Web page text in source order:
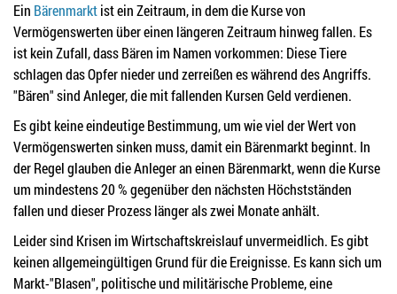
Ein Bärenmarktist ein Zeitraum, in dem die Kurse von
Vermögenswerten über einen längeren Zeitraum hinweg fallen. Es
ist kein Zufall, dass Bären im Namen vorkommen: Diese Tiere
schlagen das Opfer nieder und zerreißen es während des Angriffs.
"Bären" sind Anleger, die mit fallenden Kursen Geld verdienen.
Es gibt keine eindeutige Bestimmung, um wie viel der Wert von
Vermögenswerten sinken muss, damit ein Bärenmarkt beginnt. In
der Regel glauben die Anleger an einen Bärenmarkt, wenn die Kurse
um mindestens 20 % gegenüber den nächsten Höchstständen
fallen und dieser Prozess länger als zwei Monate anhält.
Leider sind Krisen im Wirtschaftskreislauf unvermeidlich. Es gibt
keinen allgemeingültigen Grund für die Ereignisse. Es kann sich um
Markt-"Blasen", politische und militärische Probleme, eine